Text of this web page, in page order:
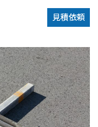
見積依頼